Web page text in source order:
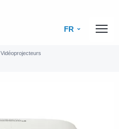
FR
Vidéoprojecteurs